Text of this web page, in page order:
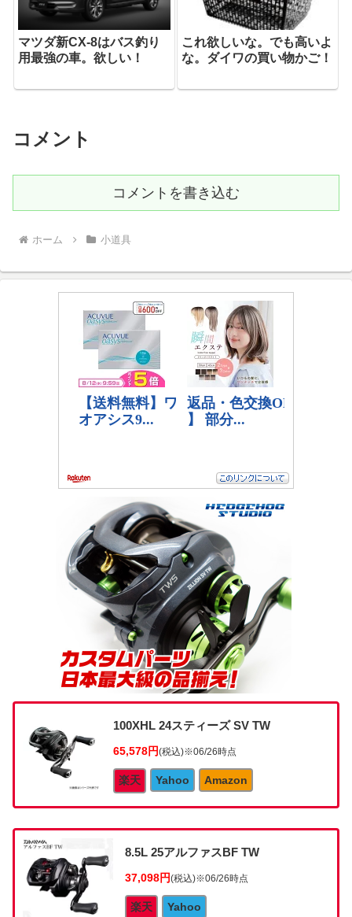
マツダ新CX-8はバス釣り
用最強の車。欲しい！
これ欲しいな。でも高いよ
な。ダイワの買い物かご！
コメント
コメントを書き込む
ホーム 小道具
100XHL 24スティーズ SV TW
65,578円(税込)※06/26時点
楽天 Yahoo Amazon
8.5L 25アルファスBF TW
37,098円(税込)※06/26時点
楽天 Yahoo